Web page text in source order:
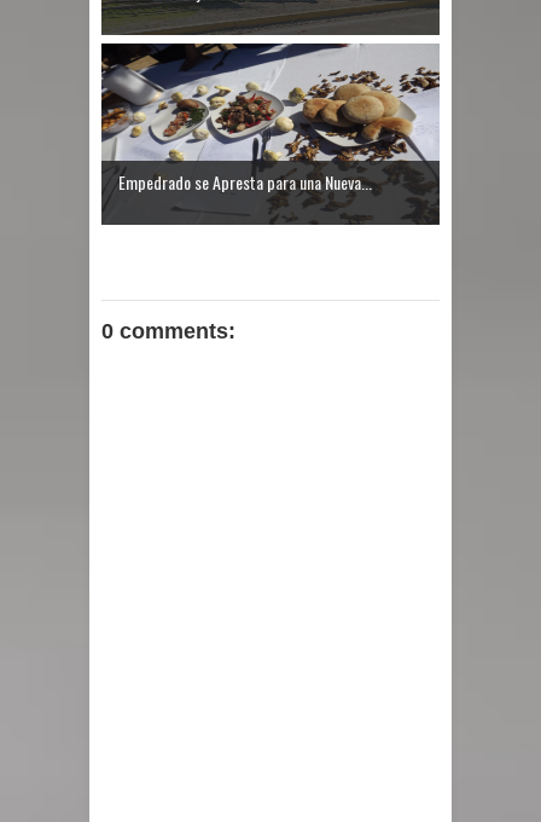
Empedrado se Apresta para una Nueva...
0 comments: